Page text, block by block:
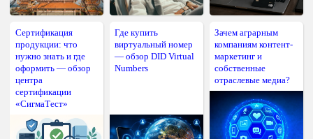
Сертификация
продукции: что
нужно знать и где
оформить — обзор
центра
сертификации
«СигмаТест»
Где купить
виртуальный номер
— обзор DID Virtual
Numbers
Зачем аграрным
компаниям контент-
маркетинг и
собственные
отраслевые медиа?